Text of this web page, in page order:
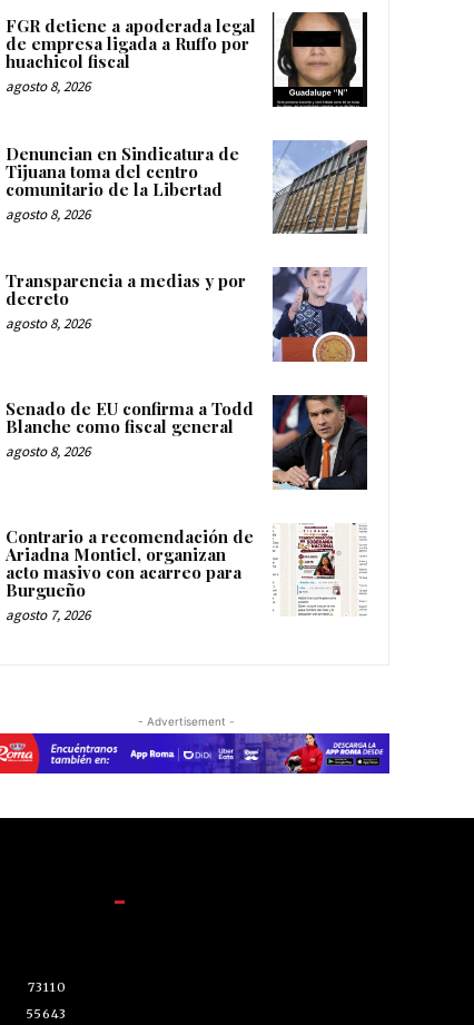
FGR detiene a apoderada legal
de empresa ligada a Ruffo por
huachicol fiscal
agosto 8, 2026
Denuncian en Sindicatura de
Tijuana toma del centro
comunitario de la Libertad
agosto 8, 2026
Transparencia a medias y por
decreto
agosto 8, 2026
Senado de EU confirma a Todd
Blanche como fiscal general
agosto 8, 2026
Contrario a recomendación de
Ariadna Montiel, organizan
acto masivo con acarreo para
Burgueño
agosto 7, 2026
- Advertisement -
73110
55643
-